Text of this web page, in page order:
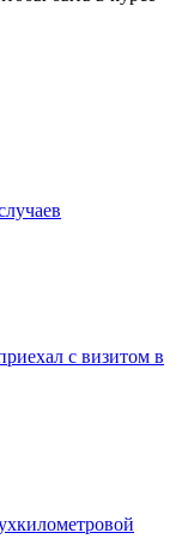
с визитом в